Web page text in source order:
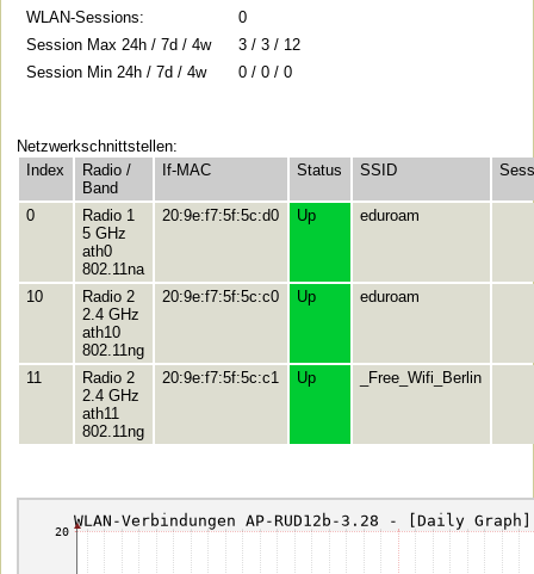
WLAN-Sessions:
0
Session Max 24h / 7d / 4w
3 / 3 / 12
Session Min 24h / 7d / 4w
0 / 0 / 0
Netzwerkschnittstellen:
Index
Radio /
Band
If-MAC Status SSID
0
Radio 1
5 GHz
ath0
802.11na
20:9e:f7:5f:5c:d0 Up eduroam
10
Radio 2
2.4 GHz
ath10
802.11ng
20:9e:f7:5f:5c:c0 Up eduroam
11
Radio 2
2.4 GHz
ath11
802.11ng
20:9e:f7:5f:5c:c1 Up _Free_Wifi_Berlin